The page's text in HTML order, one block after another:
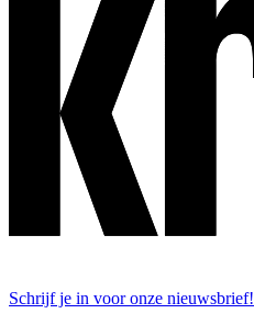
Schrijf je in voor onze nieuwsbrief!